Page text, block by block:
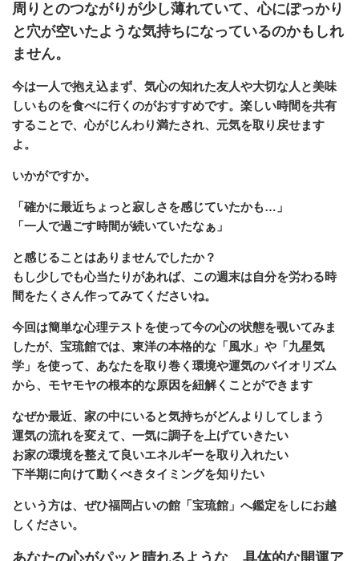
周りとのつながりが少し薄れていて、心にぽっかり
と穴が空いたような気持ちになっているのかもしれ
ません。
今は一人で抱え込まず、気心の知れた友人や大切な人と美味
しいものを食べに行くのがおすすめです。楽しい時間を共有
することで、心がじんわり満たされ、元気を取り戻せます
よ。
いかがですか。
「確かに最近ちょっと寂しさを感じていたかも…」
「一人で過ごす時間が続いていたなぁ」
と感じることはありませんでしたか？
もし少しでも心当たりがあれば、この週末は自分を労わる時
間をたくさん作ってみてくださいね。
今回は簡単な心理テストを使って今の心の状態を覗いてみま
したが、宝琉館では、東洋の本格的な「風水」や「九星気
学」を使って、あなたを取り巻く環境や運気のバイオリズム
から、モヤモヤの根本的な原因を紐解くことができます
なぜか最近、家の中にいると気持ちがどんよりしてしまう
運気の流れを変えて、一気に調子を上げていきたい
お家の環境を整えて良いエネルギーを取り入れたい
下半期に向けて動くべきタイミングを知りたい
という方は、ぜひ福岡占いの館「宝琉館」へ鑑定をしにお越
しください。